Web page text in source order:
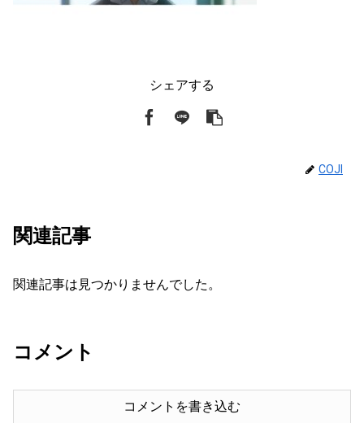
シェアする
COJI
関連記事
関連記事は見つかりませんでした。
コメント
コメントを書き込む